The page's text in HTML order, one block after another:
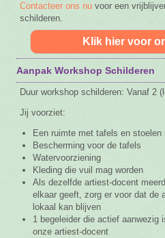
Contacteer ons nu voor een
schilderen.
Klik hier voor
Aanpak Workshop Schilderen
Duur workshop schilderen: Vanaf 2
Jij voorziet:
Een ruimte met tafels en
Bescherming voor de tafels
Watervoorziening
Kleding die vuil mag worden
Als dezelfde artiest-docent
elkaar geeft, zorg er voor dat de
lokaal kan blijven
1 begeleider die actief aanwezig
onze artiest-docent